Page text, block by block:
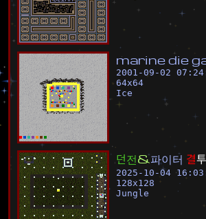
marinedieg
2001-09-02
64x64
Ice
던전&파이터 결투
2025-10-04
128x128
Jungle